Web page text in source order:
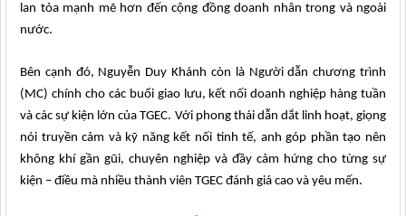
lan tỏa mạnh mẽ hơn đến cộng đồng doanh nhân trong và ngoài
nước.
Bên cạnh đó, Nguyễn Duy Khánh còn là Người dẫn chương trình
(MC) chính cho các buổi giao lưu, kết nối doanh nghiệp hàng tuần
và các sự kiện lớn của TGEC. Với phong thái dẫn dắt linh hoạt, giọng
nói truyền cảm và kỹ năng kết nối tinh tế, anh góp phần tạo nên
không khí gần gũi, chuyên nghiệp và đầy cảm hứng cho từng sự
kiện – điều mà nhiều thành viên TGEC đánh giá cao và yêu mến.